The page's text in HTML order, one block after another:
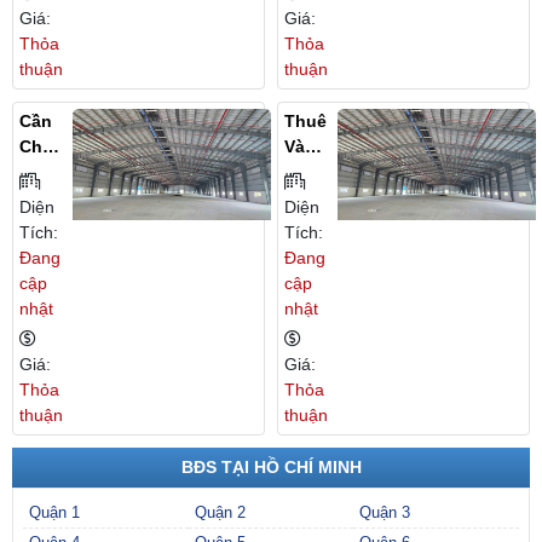
Giá:
Thỏa
thuận
Giá:
Thỏa
thuận
Cần
Cho
Thuê
Nhà
Xưở
Ng
Tại
Hồ
Minh
Diện
Tích:
Đang
cập
nhật
Giá:
Thỏa
thuận
Thuê
Và
Cho
Thuê
Nhà
Xưở
Ng
Tại
Chí
Minh
Diện
Tích:
Đang
cập
nhật
Giá:
Thỏa
thuận
BĐS TẠI HỒ CHÍ MINH
Quận 1 Quận 2
Quận 3